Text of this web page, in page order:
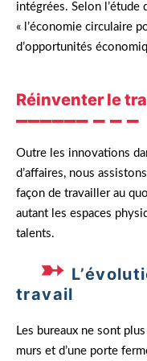
intégrées. Selon l’étude
« l’économie circulaire
d’opportunités
Réinventer le
Outre les innovations
d’affaires, nous
façon de travailler au
autant les espaces
talents.
travail
Les bureaux ne sont
murs et d’une porte